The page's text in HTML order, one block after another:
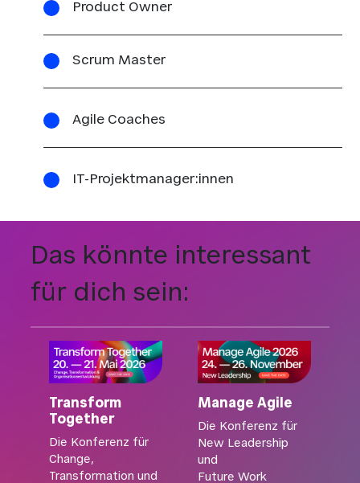
Product Owner
Scrum Master
Agile Coaches
IT-Projektmanager:innen
Das könnte interessant
für dich sein:
Transform
Together
Die Konferenz für
Change,
Transformation und
Manage Agile
Die Konferenz für
New Leadership
und
Future Work